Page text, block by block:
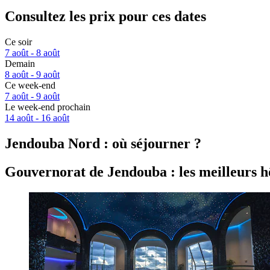
Consultez les prix pour ces dates
Ce soir
7 août - 8 août
Demain
8 août - 9 août
Ce week-end
7 août - 9 août
Le week-end prochain
14 août - 16 août
Jendouba Nord : où séjourner ?
Gouvernorat de Jendouba : les meilleurs